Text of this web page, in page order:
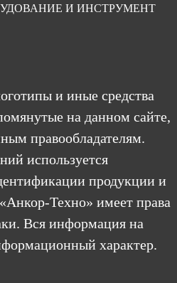
И ИНСТРУМЕНТ
и иные средства
на данном сайте,
правообладателям.
используется
продукции и
Техно» имеет права
Вся информация на
характер.